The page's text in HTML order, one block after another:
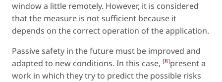
window a little remotely. However, it is considered
that the measure is not sufficient because it
depends on the correct operation of the application.
Passive safety in the future must be improved and
adapted to new conditions. In this case, [8]present a
work in which they try to predict the possible risks